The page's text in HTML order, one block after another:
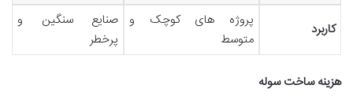
کاربرد
پروژه های کوچک و
متوسط
صنایع سنگین و
پرخطر
هزینه ساخت سوله